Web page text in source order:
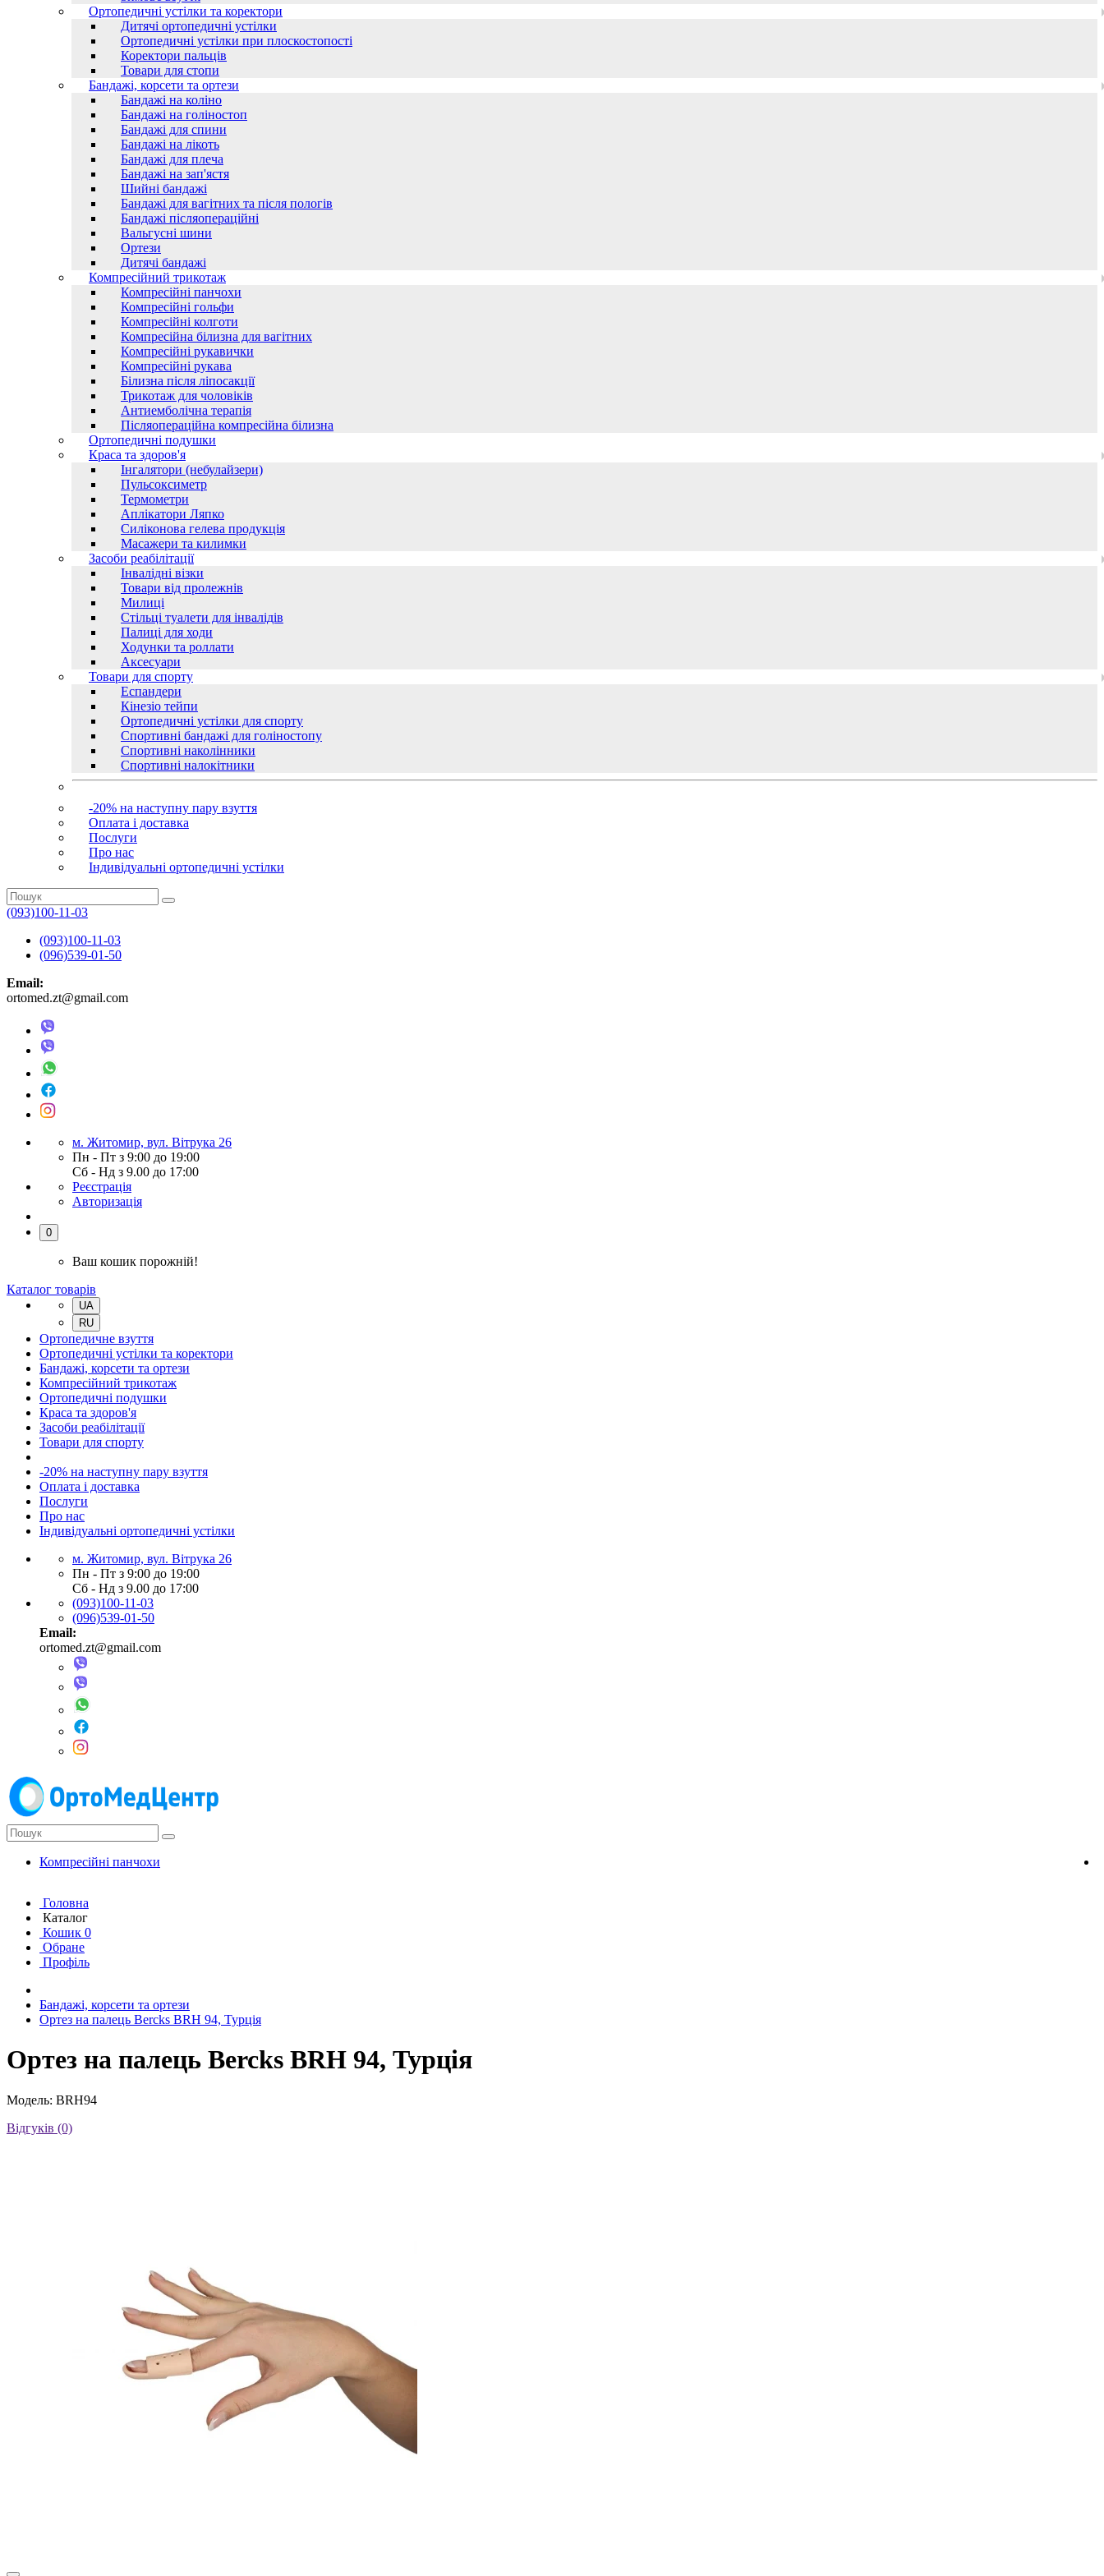
Ортопедичні устілки та коректори
Дитячі ортопедичні устілки
Ортопедичні устілки при плоскостопості
Коректори пальців
Товари для стопи
Бандажі, корсети та ортези
Бандажі на коліно
Бандажі на голіностоп
Бандажі для спини
Бандажі на лікоть
Бандажі для плеча
Бандажі на зап'ястя
Шийні бандажі
Бандажі для вагітних та після пологів
Бандажі післяопераційні
Вальгусні шини
Ортези
Дитячі бандажі
Компресійний трикотаж
Компресійні панчохи
Компресійні гольфи
Компресійні колготи
Компресійна білизна для вагітних
Компресійні рукавички
Компресійні рукава
Білизна після ліпосакції
Трикотаж для чоловіків
Антиемболічна терапія
Післяопераційна компресійна білизна
Ортопедичні подушки
Краса та здоров'я
Інгалятори (небулайзери)
Пульсоксиметр
Термометри
Аплікатори Ляпко
Силіконова гелева продукція
Масажери та килимки
Засоби реабілітації
Інвалідні візки
Товари від пролежнів
Милиці
Стільці туалети для інвалідів
Палиці для ходи
Ходунки та роллати
Аксесуари
Товари для спорту
Еспандери
Кінезіо тейпи
Ортопедичні устілки для спорту
Спортивні бандажі для голіностопу
Спортивні наколінники
Спортивні налокітники
-20% на наступну пару взуття
Оплата і доставка
Послуги
Про нас
Індивідуальні ортопедичні устілки
(093)100-11-03
(093)100-11-03
(096)539-01-50
Email:
ortomed.zt@gmail.com
м. Житомир, вул. Вітрука 26
Пн - Пт з 9:00 до 19:00
Сб - Нд з 9.00 до 17:00
Реєстрація
Авторизація
0
Ваш кошик порожній!
Каталог товарів
UA
RU
Ортопедичне взуття
Ортопедичні устілки та коректори
Бандажі, корсети та ортези
Компресійний трикотаж
Ортопедичні подушки
Краса та здоров'я
Засоби реабілітації
Товари для спорту
-20% на наступну пару взуття
Оплата і доставка
Послуги
Про нас
Індивідуальні ортопедичні устілки
м. Житомир, вул. Вітрука 26
Пн - Пт з 9:00 до 19:00
Сб - Нд з 9.00 до 17:00
(093)100-11-03
(096)539-01-50
Email:
ortomed.zt@gmail.com
Компресійні панчохи
Головна
Каталог
Кошик 0
Обране
Профіль
Бандажі, корсети та ортези
Ортез на палець Bercks BRH 94, Турція
Ортез на палець Bercks BRH 94, Турція
Модель: BRH94
Відгуків (0)